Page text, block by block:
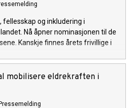
fellesskap og inkludering i
Nå åpner nominasjonen til de
Kanskje finnes årets frivillige i
mobilisere eldrekraften i
Pressemelding